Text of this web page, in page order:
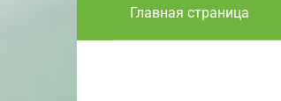
Главная страница